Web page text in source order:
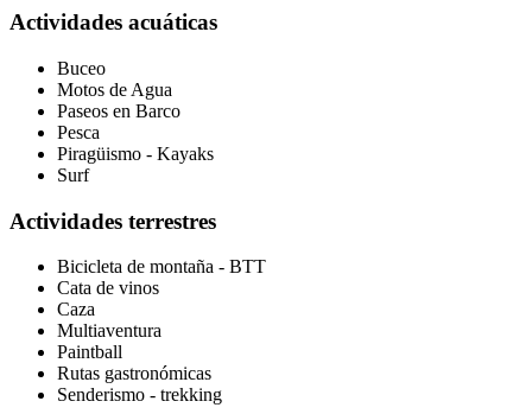
Actividades acuáticas
Buceo
Motos de Agua
Paseos en Barco
Pesca
Piragüismo - Kayaks
Surf
Actividades terrestres
Bicicleta de montaña - BTT
Cata de vinos
Caza
Multiaventura
Paintball
Rutas gastronómicas
Senderismo - trekking